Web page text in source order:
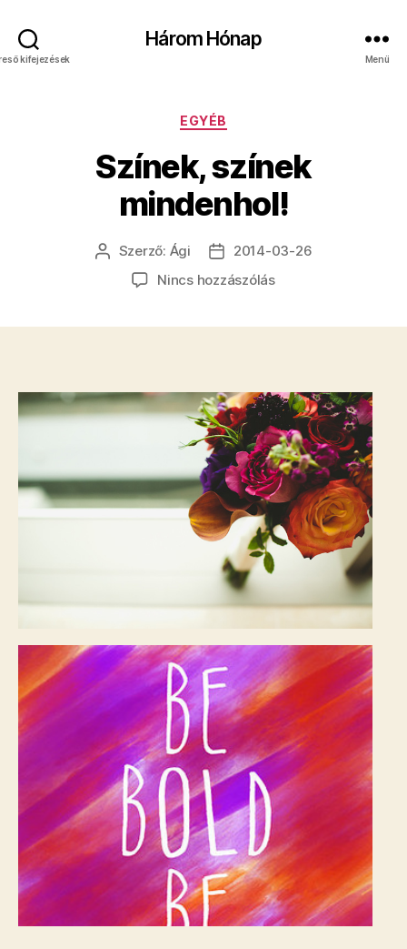
kifejezések
Három Hónap
Menü
Kategóriák
EGYÉB
Színek, színek
mindenhol!
Bejegyzés
szerzője
Szerző: Ági
Bejegyzés
dátuma
2014-03-26
Nincs hozzászólása(z)